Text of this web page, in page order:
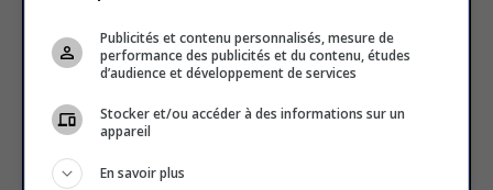
newsletter
Email address
Publicités et contenu personnalisés, mesure de
performance des publicités et du contenu, études
d’audience et développement de services
Stocker et/ou accéder à des informations sur un
appareil
En savoir plus